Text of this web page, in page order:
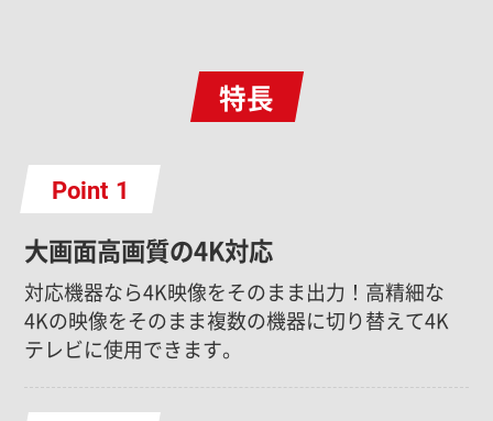
特長
Point
大画面高画質の4K対応
対応機器なら4K映像をそのまま出力！高精細な
4Kの映像をそのまま複数の機器に切り替えて4K
テレビに使用できます。